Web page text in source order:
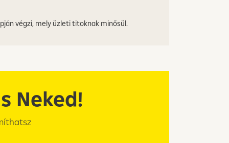
végzi, mely üzleti titoknak minősül.
Neked!